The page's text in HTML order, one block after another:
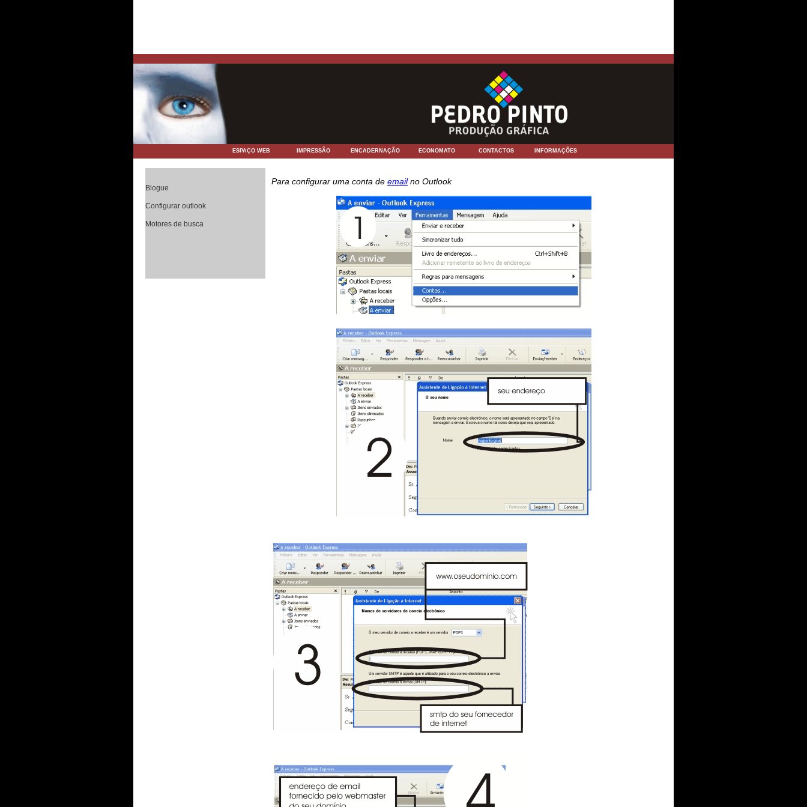
ESPAÇO WEB IMPRESSÃO ENCADERNAÇÃO ECONOMATO CONTACTOS INFORMAÇÕES
Blogue
Configurar outlook
Motores de busca
Para configurar uma conta de emailno Outlook